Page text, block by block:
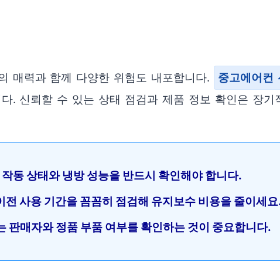
매력과 함께 다양한 위험도 내포합니다. 중고에어컨
. 신뢰할 수 있는 상태 점검과 제품 정보 확인은 장
동 상태와 냉방 성능을 반드시 확인해야 합니다.
전 사용 기간을 꼼꼼히 점검해 유지보수 비용을 줄이세
판매자와 정품 부품 여부를 확인하는 것이 중요합니다.